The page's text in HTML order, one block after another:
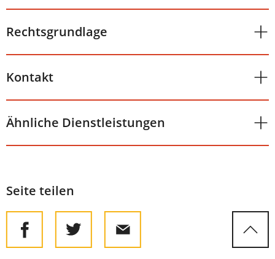
Rechtsgrundlage
Kontakt
Ähnliche Dienstleistungen
Seite teilen